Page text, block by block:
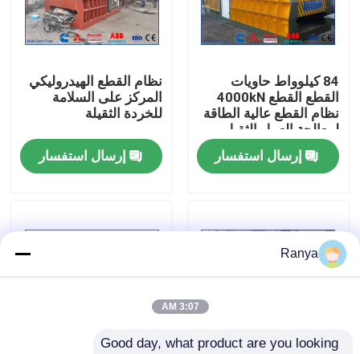
جولة في المصنع
مراقبة الجودة
اتصل بنا
القضايا
آلة المكبس الصناعية
84 كيلوواط حاويات
القطع القطع 4000kN
نظام القطع عالية الطاقة
لمعالجة العمل الثقيل
إرسال استفسار
نظام القطع الهيدروليكي
المركز على السلامة
للخردة الثقيلة
إرسال استفسار
Ranya
3:07 AM
Good day, what product are you looking